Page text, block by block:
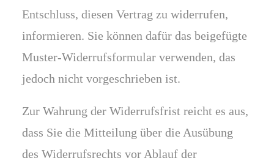
Entschluss, diesen Vertrag zu widerrufen,
informieren. Sie können dafür das beigefügte
Muster-Widerrufsformular verwenden, das
jedoch nicht vorgeschrieben ist.
Zur Wahrung der Widerrufsfrist reicht es aus,
dass Sie die Mitteilung über die Ausübung
des Widerrufsrechts vor Ablauf der